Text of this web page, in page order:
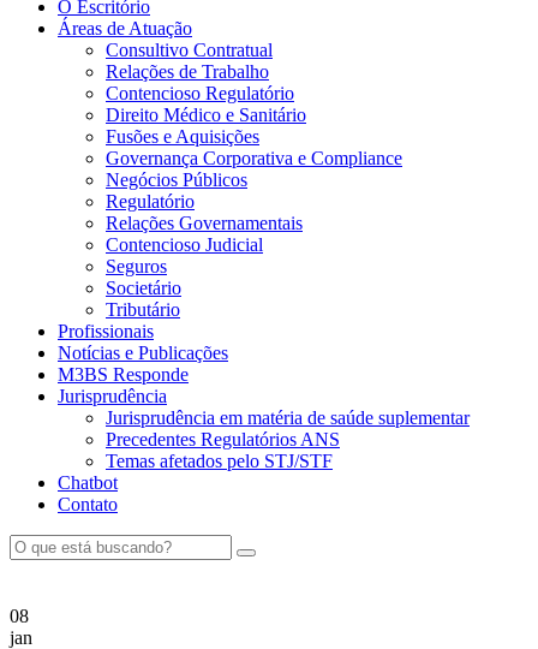
O Escritório
Áreas de Atuação
Consultivo Contratual
Relações de Trabalho
Contencioso Regulatório
Direito Médico e Sanitário
Fusões e Aquisições
Governança Corporativa e Compliance
Negócios Públicos
Regulatório
Relações Governamentais
Contencioso Judicial
Seguros
Societário
Tributário
Profissionais
Notícias e Publicações
M3BS Responde
Jurisprudência
Jurisprudência em matéria de saúde suplementar
Precedentes Regulatórios ANS
Temas afetados pelo STJ/STF
Chatbot
Contato
08
jan